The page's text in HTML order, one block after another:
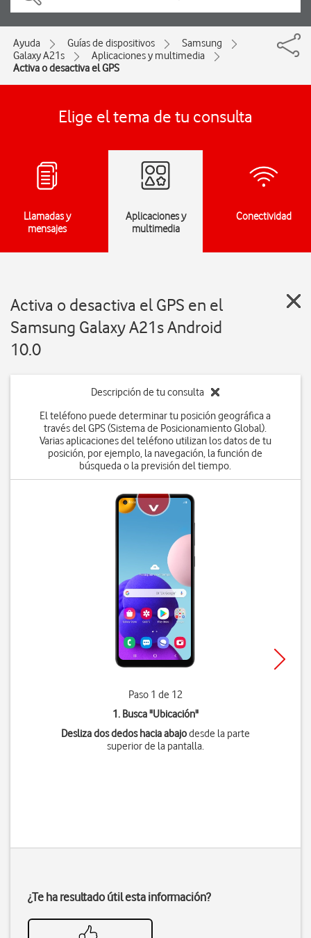
Ayuda Guías de dispositivos
Samsung
Galaxy A21s
Aplicaciones y multimedia
Activa o desactiva el GPS
Elige el tema de tu consulta
Llamadas y
mensajes
Aplicaciones y
multimedia
Conectividad
Activa o desactiva el GPS en el
Samsung Galaxy A21s Android
10.0
Descripción de tu consulta
El teléfono puede determinar tu posición geográfica a
través del GPS (Sistema de Posicionamiento Global).
Varias aplicaciones del teléfono utilizan los datos de tu
posición, por ejemplo, la navegación, la función de
búsqueda o la previsión del tiempo.
Paso 1 de 12
1. Busca "Ubicación"
Desliza dos dedos hacia abajodesde la parte
superior de la pantalla.
¿Te ha resultado útil esta información?